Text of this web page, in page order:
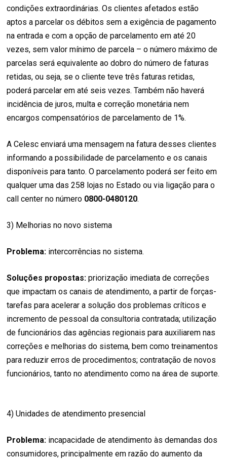
condições extraordinárias. Os clientes afetados estão
aptos a parcelar os débitos sem a exigência de pagamento
na entrada e com a opção de parcelamento em até 20
vezes, sem valor mínimo de parcela – o número máximo de
parcelas será equivalente ao dobro do número de faturas
retidas, ou seja, se o cliente teve três faturas retidas,
poderá parcelar em até seis vezes. Também não haverá
incidência de juros, multa e correção monetária nem
encargos compensatórios de parcelamento de 1%.
A Celesc enviará uma mensagem na fatura desses clientes
informando a possibilidade de parcelamento e os canais
disponíveis para tanto. O parcelamento poderá ser feito em
qualquer uma das 258 lojas no Estado ou via ligação para o
call center no número 0800-0480120.
3) Melhorias no novo sistema
Problema: intercorrências no sistema.
Soluções propostas: priorização imediata de correções
que impactam os canais de atendimento, a partir de forças-
tarefas para acelerar a solução dos problemas críticos e
incremento de pessoal da consultoria contratada; utilização
de funcionários das agências regionais para auxiliarem nas
correções e melhorias do sistema, bem como treinamentos
para reduzir erros de procedimentos; contratação de novos
funcionários, tanto no atendimento como na área de suporte.
4) Unidades de atendimento presencial
Problema: incapacidade de atendimento às demandas dos
consumidores, principalmente em razão do aumento da